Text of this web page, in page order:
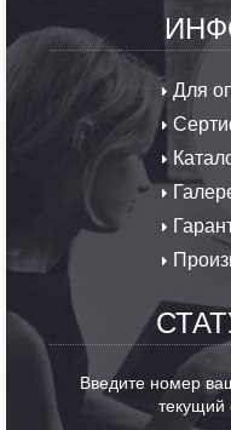
Для
Введите номер
текущий